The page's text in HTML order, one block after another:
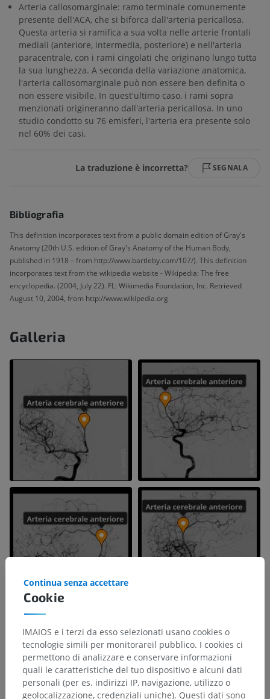
Arteria callosomarginalе: ramo terminale comunemente
presente dell'ACA, che si biforca dall'arteria pericallosa.
Questa arteria si ramifica a sua volta nelle arterie frontali
mediali (anteriore, intermedia, posteriore) e nell'arteria
paracentrale, con i rami cingolati che originano lungo tutta
la sua lunghezza. A seconda della variazione anatomica,
l'arteria callosomarginalе può non essere ben definita o
non essere visibile. In quest'ultimo caso, i rami sopra
menzionati origineranno dall'arteria pericallosa. In uno
studio condotto su 76 emisferi, l'arteria era presente solo
nel 60% dei casi.
La traduzione è incorretta? SEGNALA
Bibliografia
This definition incorporates text from a public domain edition of Gray's
Anatomy (20th U.S. edition of Gray's Anatomy of the Human Body,
published in 1918 – from http://www.bartleby.com/107/). This definition
incorporates text from the wikipedia website - Wikipedia: The free
encyclopedia. (2004, July 22). FL: Wikimedia Foundation, Inc. Retrieved
August 10, 2004, from http://www.wikipedia.org
Galleria
Cookie
Continua senza accettare
IMAIOS e i terzi da esso selezionati usano cookies o
tecnologie simili per monitorareil pubblico. I cookies ci
permettono di analizzare e conservare informazioni
quali le caratteristiche del tuo dispositivo e alcuni dati
personali (per es. indirizzi IP, navigazione, utilizzo o
geolocalizzazione, credenziali uniche). Questi dati sono